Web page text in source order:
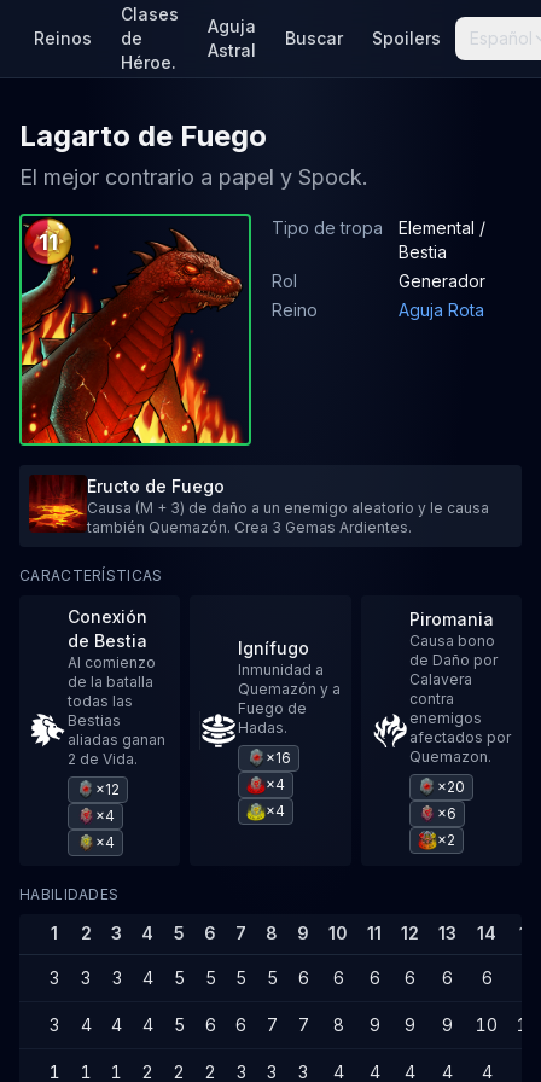
Reinos
Clases
de
Héroe.
Aguja
Astral
Buscar Spoilers Español
Lagarto de Fuego
El mejor contrario a papel y Spock.
11
Tipo de tropa
Elemental /
Bestia
Rol
Generador
Reino
Aguja Rota
Eructo de Fuego
Causa (M + 3) de daño a un enemigo aleatorio y le causa
también Quemazón. Crea 3 Gemas Ardientes.
CARACTERÍSTICAS
Conexión
de Bestia
Al comienzo
de la batalla
todas las
Bestias
aliadas ganan
2 de Vida.
×12
×4
×4
Ignífugo
Inmunidad a
Quemazón y a
Fuego de
Hadas.
×16
×4
×4
Piromania
Causa bono
de Daño por
Calavera
contra
enemigos
afectados por
Quemazon.
×20
×6
×2
HABILIDADES
1 2 3 4 5 6 7 8 9 10 11 12 13 14 15
3 3 3 4 5 5 5 5 6 6 6 6 6 6
3 4 4 4 5 6 6 7 7 8 9 9 9 10 10
1 1 1 2 2 2 3 3 3 4 4 4 4 4